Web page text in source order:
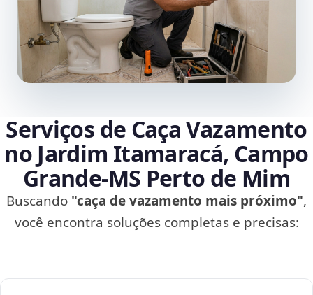
Serviços de Caça Vazamento
no Jardim Itamaracá, Campo
Grande‑MS Perto de Mim
Buscando "caça de vazamento mais próximo",
você encontra soluções completas e precisas: